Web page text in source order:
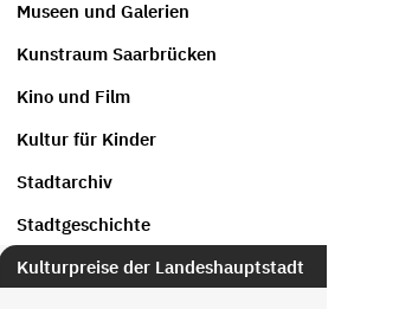
Museen und Galerien
Kunstraum Saarbrücken
Kino und Film
Kultur für Kinder
Stadtarchiv
Stadtgeschichte
Kulturpreise der Landeshauptstadt